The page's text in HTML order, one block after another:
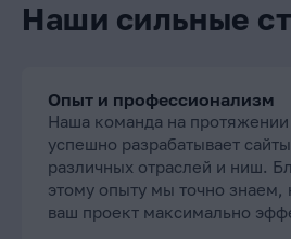
Наши сильные
Опыт и профессионализм
Наша команда на протяжении
успешно разрабатывает
различных отраслей и ниш.
этому опыту мы точно знаем,
ваш проект максимально